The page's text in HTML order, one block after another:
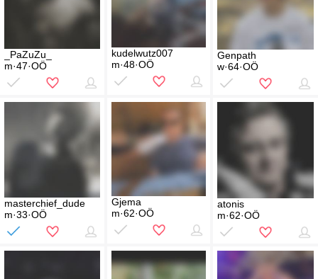
_PaZuZu_
m·47·OÖ
kudelwutz007
m·48·OÖ
Genpath
w·64·OÖ
masterchief_dude
m·33·OÖ
Gjema
m·62·OÖ
atonis
m·62·OÖ